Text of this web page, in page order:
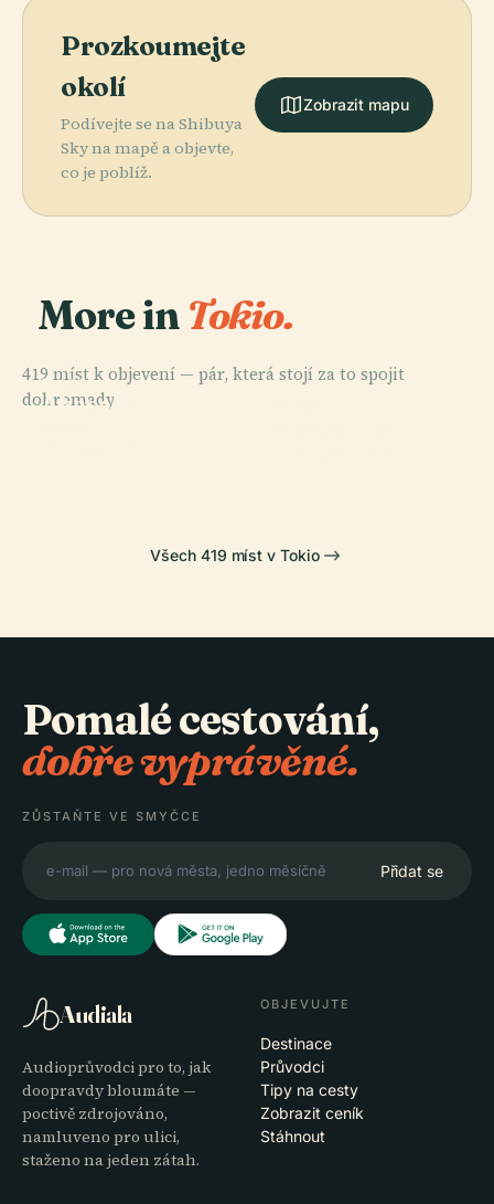
Prozkoumejte
okolí
Podívejte se na Shibuya
Sky na mapě a objevte,
co je poblíž.
Zobrazit mapu
More in Tokio.
419 míst k objevení — pár, která stojí za to spojit
dohromady.
PLACE
Akasaka
Všech 419 míst v Tokio
Pomalé cestování,
dobře vyprávěné.
ZŮSTAŇTE VE SMYČCE
Přidat se
Audiala
Audioprůvodci pro to, jak
doopravdy bloumáte —
poctivě zdrojováno,
namluveno pro ulici,
staženo na jeden zátah.
OBJEVUJTE
Destinace
Průvodci
Tipy na cesty
Zobrazit ceník
Stáhnout